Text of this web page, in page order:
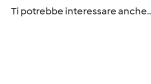
Ti potrebbe interessare